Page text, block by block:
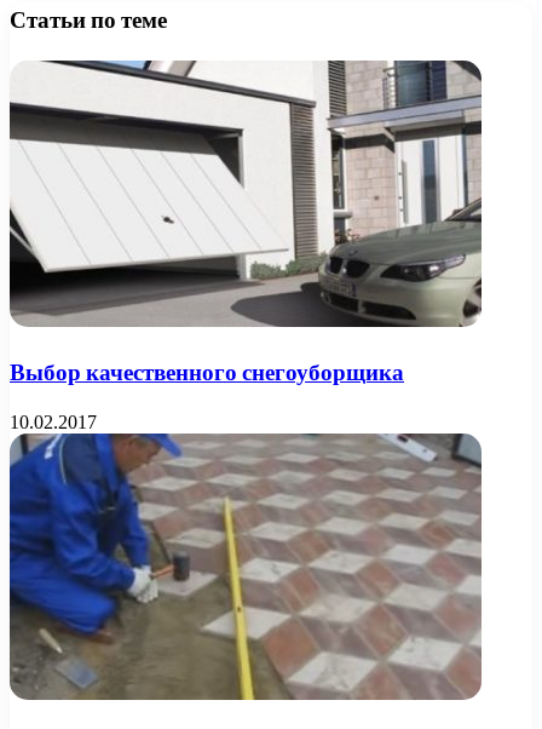
Статьи по теме
Выбор качественного снегоуборщика
10.02.2017